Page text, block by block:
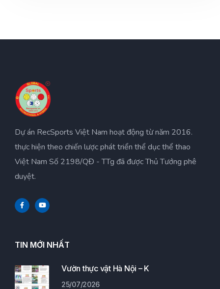
Dự án RecSports Việt Nam hoạt động từ năm 2016.
thực hiện theo chiến lược phát triển thể dục thể thao
Việt Nam Số 2198/QĐ - TTg đã được Thủ Tướng phê
duyệt.
TIN MỚI NHẤT
Vườn thực vật Hà Nội – K
25/07/2026